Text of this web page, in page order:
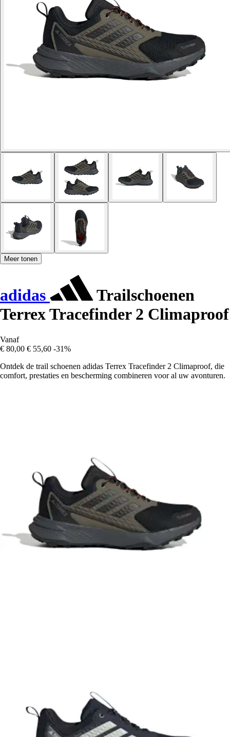
Meer tonen
adidas
Trailschoenen
Terrex Tracefinder 2 Climaproof
Vanaf
€ 80,00 € 55,60 -31%
Ontdek de trail schoenen adidas Terrex Tracefinder 2 Climaproof, die
comfort, prestaties en bescherming combineren voor al uw avonturen.